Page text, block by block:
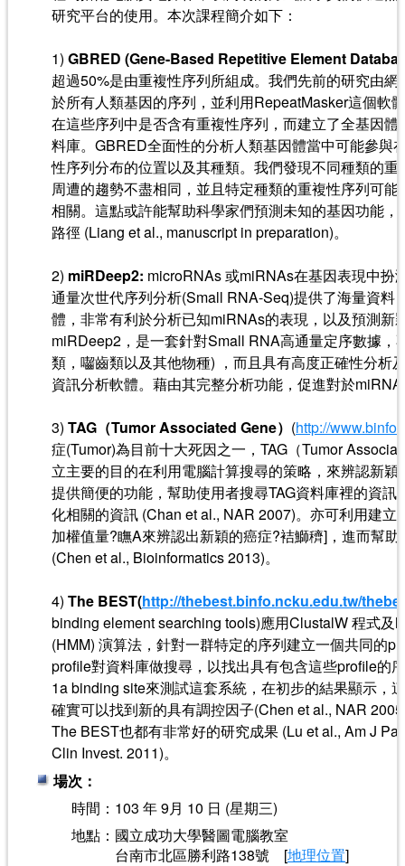
研究平台的使用。本次課程簡介如下：
1) GBRED (Gene-Based Repetitive Element
超過50%是由重複性序列所組成。我們先前的研究由
於所有人類基因的序列，並利用RepeatMasker這個軟
在這些序列中是否含有重複性序列，而建立了全基因
料庫。GBRED全面性的分析人類基因體當中可能參與
性序列分布的位置以及其種類。我們發現不同種類的
周遭的趨勢不盡相同，並且特定種類的重複性序列可
相關。這點或許能幫助科學家們預測未知的基因功能
路徑 (Liang et al., manuscript in preparation)。
2) miRDeep2: microRNAs 或miRNAs在基因表現中扮
通量次世代序列分析(Small RNA-Seq)提供了海量資料
體，非常有利於分析已知miRNAs的表現，以及預測新
miRDeep2，是一套針對Small RNA高通量定序數據，
類，囓齒類以及其他物種) ，而且具有高度正確性分析
資訊分析軟體。藉由其完整分析功能，促進對於
3) TAG（Tumor Associated Gene） (http://
症(Tumor)為目前十大死因之一，TAG（Tumor
立主要的目的在利用電腦計算搜尋的策略，來辨認新穎
提供簡便的功能，幫助使用者搜尋TAG資料庫裡的資訊
化相關的資訊 (Chan et al., NAR 2007)。亦可利用建立
加權值量?瞴A來辨認出新穎的癌症?袺鰤穧]，進而幫
(Chen et al., Bioinformatics 2013)。
4) The BEST(http://thebest.binfo.ncku.edu.tw/
binding element searching tools)應用ClustalW 程式及
(HMM) 演算法，針對一群特定的序列建立一個共同的
profile對資料庫做搜尋，以找出具有包含這些profile的
1a binding site來測試這套系統，在初步的結果顯示，
確實可以找到新的具有調控因子(Chen et al., NAR
The BEST也都有非常好的研究成果 (Lu et al., Am J
Clin Invest. 2011)。
場次：
時間：103 年 9月 10 日 (星期三)
地點：國立成功大學醫圖電腦教室
台南市北區勝利路138號 [地理位置]